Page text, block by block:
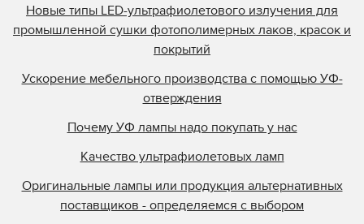
Новые типы LED-ультрафиолетового излучения для
промышленной сушки фотополимерных лаков, красок и
покрытий
Ускорение мебельного производства с помощью УФ-
отверждения
Почему УФ лампы надо покупать у нас
Качество ультрафиолетовых ламп
Оригинальные лампы или продукция альтернативных
поставщиков - определяемся с выбором